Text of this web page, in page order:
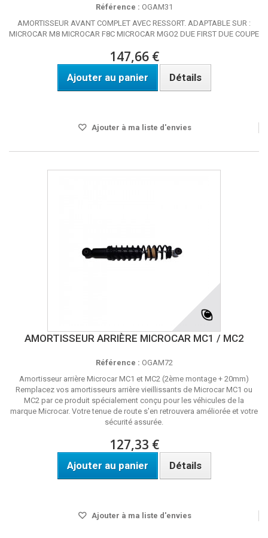
Référence : OGAM31
AMORTISSEUR AVANT COMPLET AVEC RESSORT. ADAPTABLE SUR :
MICROCAR M8 MICROCAR F8C MICROCAR MGO2 DUE FIRST DUE COUPE
147,66 €
Ajouter au panier Détails
Ajouter à ma liste d'envies
AMORTISSEUR ARRIÈRE MICROCAR MC1 / MC2
Référence : OGAM72
Amortisseur arrière Microcar MC1 et MC2 (2ème montage + 20mm)
Remplacez vos amortisseurs arrière vieillissants de Microcar MC1 ou
MC2 par ce produit spécialement conçu pour les véhicules de la
marque Microcar. Votre tenue de route s'en retrouvera améliorée et votre
sécurité assurée.
127,33 €
Ajouter au panier Détails
Ajouter à ma liste d'envies